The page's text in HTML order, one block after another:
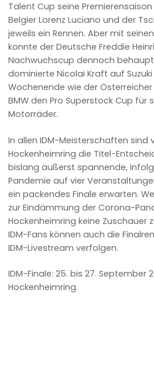
Talent Cup seine
Belgier Lorenz Luciano und der
jeweils ein Rennen. Aber mit
konnte der Deutsche Freddie
Nachwuchscup dennoch
dominierte Nicolai Kraft auf
Wochenende wie der
BMW den Pro Superstock Cup für
Motorräder.
In allen IDM-Meisterschaften sind
Hockenheimring die Titel-
bislang äußerst spannende,
Pandemie auf vier
ein packendes Finale erwarten.
zur Eindämmung der Corona-
Hockenheimring keine Zuschauer
IDM-Fans können auch die
IDM-Livestream verfolgen.
IDM-Finale: 25. bis 27. September
Hockenheimring.